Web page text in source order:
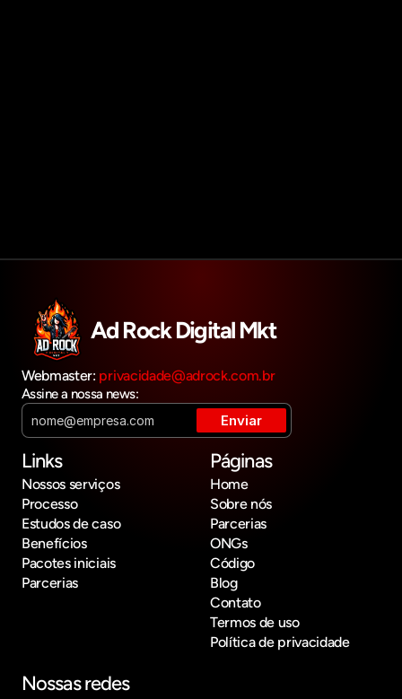
Ad Rock Digital Mkt
Webmaster: privacidade@adrock.com.br
Assine a nossa news:
Links
Nossos serviços
Processo
Estudos de caso
Benefícios
Pacotes iniciais
Parcerias
Páginas
Home
Sobre nós
Parcerias
ONGs
Código
Blog
Contato
Termos de uso
Política de privacidade
Nossas redes